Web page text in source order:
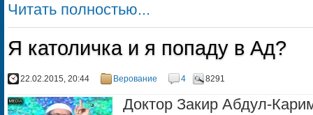
Читать полностью...
Я католичка и я попаду в Ад?
22.02.2015, 20:44 Верование 4 8291
Доктор Закир Абдул-